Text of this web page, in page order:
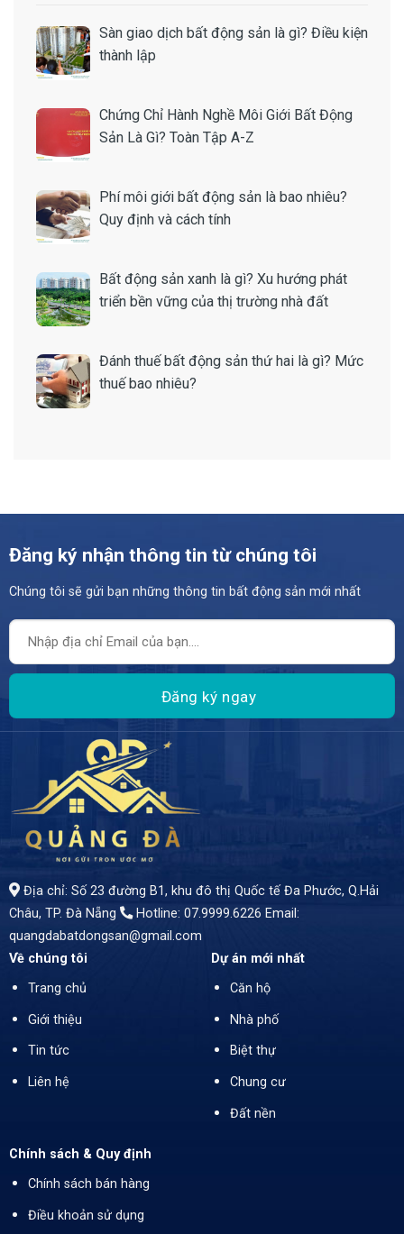
Sàn giao dịch bất động sản là gì? Điều kiện
thành lập
Chứng Chỉ Hành Nghề Môi Giới Bất Động
Sản Là Gì? Toàn Tập A-Z
Phí môi giới bất động sản là bao nhiêu?
Quy định và cách tính
Bất động sản xanh là gì? Xu hướng phát
triển bền vững của thị trường nhà đất
Đánh thuế bất động sản thứ hai là gì? Mức
thuế bao nhiêu?
Đăng ký nhận thông tin từ chúng tôi
Chúng tôi sẽ gửi bạn những thông tin bất động sản mới nhất
Địa chỉ: Số 23 đường B1, khu đô thị Quốc tế Đa Phước, Q.Hải
Châu, TP. Đà Nẵng
Hotline: 07.9999.6226 Email:
quangdabatdongsan@gmail.com
Về chúng tôi
Trang chủ
Giới thiệu
Tin tức
Liên hệ
Dự án mới nhất
Căn hộ
Nhà phố
Biệt thự
Chung cư
Đất nền
Chính sách & Quy định
Chính sách bán hàng
Điều khoản sử dụng